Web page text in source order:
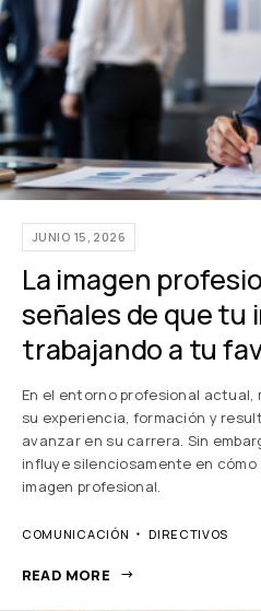
JUNIO 15, 2026
La imagen
señales de que tu
trabajando a tu
En el entorno profesional actual,
su experiencia, formación y
avanzar en su carrera. Sin
influye silenciosamente en
imagen profesional.
COMUNICACIÓN DIRECTIVOS
READ MORE